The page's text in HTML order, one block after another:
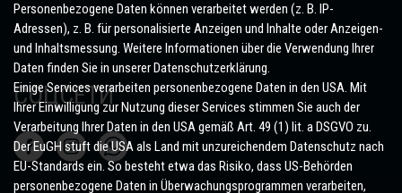
СОЦСЕТИ
Personenbezogene Daten können verarbeitet werden (z. B. IP-
Adressen), z. B. für personalisierte Anzeigen und Inhalte oder Anzeigen-
und Inhaltsmessung. Weitere Informationen über die Verwendung Ihrer
Daten finden Sie in unserer Datenschutzerklärung.
Einige Services verarbeiten personenbezogene Daten in den USA. Mit
Ihrer Einwilligung zur Nutzung dieser Services stimmen Sie auch der
Verarbeitung Ihrer Daten in den USA gemäß Art. 49 (1) lit. a DSGVO zu.
Der EuGH stuft die USA als Land mit unzureichendem Datenschutz nach
EU-Standards ein. So besteht etwa das Risiko, dass US-Behörden
personenbezogene Daten in Überwachungsprogrammen verarbeiten,